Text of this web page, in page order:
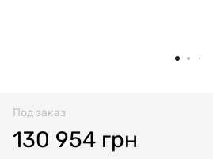
Под заказ
130 954 грн